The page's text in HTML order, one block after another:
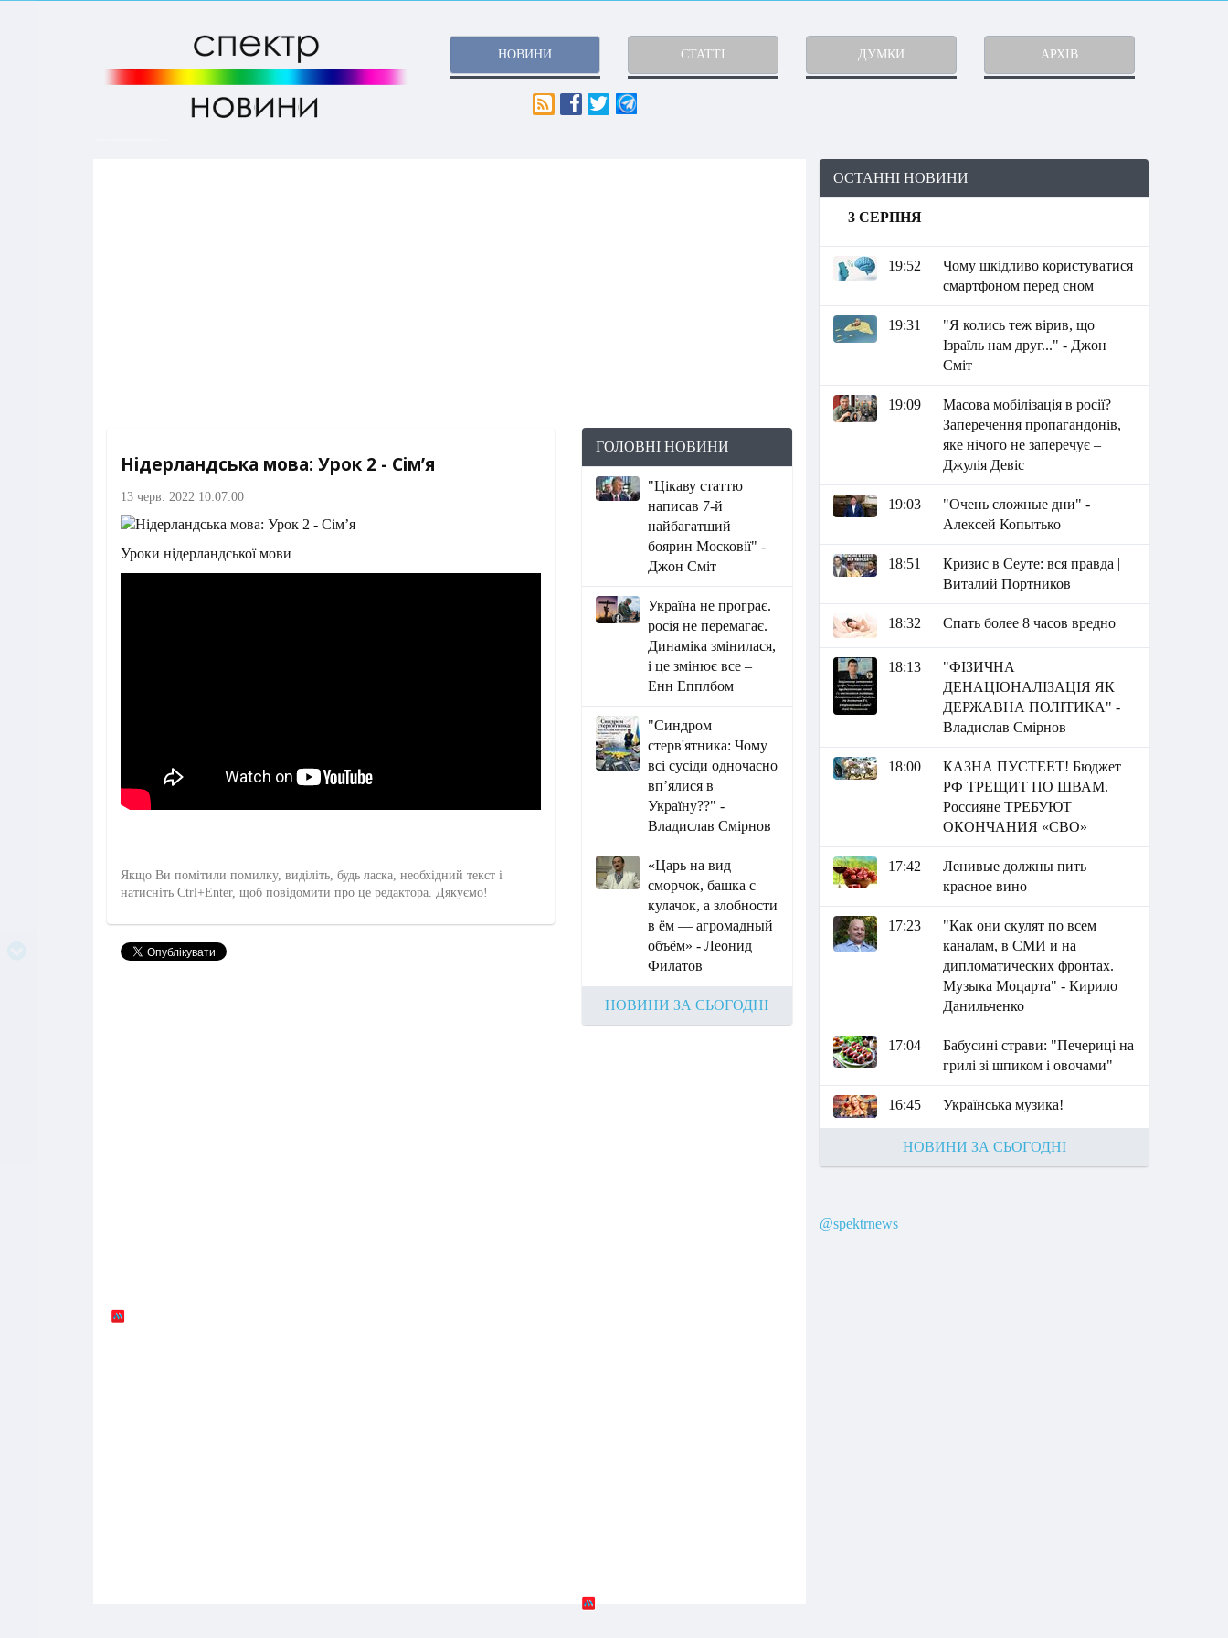
НОВИНИ СТАТТІ ДУМКИ АРХІВ
Нідерландська мова: Урок 2 - Сім’я
13 черв. 2022 10:07:00
Уроки нідерландської мови
Якщо Ви помітили помилку, виділіть, будь ласка, необхідний текст і
натисніть Ctrl+Enter, щоб повідомити про це редактора. Дякуємо!
ГОЛОВНІ НОВИНИ
"Цікаву статтю
написав 7-й
найбагатший
боярин Московії" -
Джон Сміт
Україна не програє.
росія не перемагає.
Динаміка змінилася,
і це змінює все –
Енн Епплбом
"Синдром
стерв'ятника: Чому
всі сусіди одночасно
вп’ялися в
Україну??" -
Владислав Смірнов
«Царь на вид
сморчок, башка с
кулачок, а злобности
в ём — агромадный
объём» - Леонид
Филатов
НОВИНИ ЗА СЬОГОДНІ
ОСТАННІ НОВИНИ
3 СЕРПНЯ
19:52
Чому шкідливо користуватися
смартфоном перед сном
19:31
"Я колись теж вірив, що
Ізраїль нам друг..." - Джон
Сміт
19:09
Масова мобілізація в росії?
Заперечення пропагандонів,
яке нічого не заперечує –
Джулія Девіс
19:03
"Очень сложные дни" -
Алексей Копытько
18:51
Кризис в Сеуте: вся правда |
Виталий Портников
18:32 Спать более 8 часов вредно
18:13
"ФІЗИЧНА
ДЕНАЦІОНАЛІЗАЦІЯ ЯК
ДЕРЖАВНА ПОЛІТИКА" -
Владислав Смірнов
18:00
КАЗНА ПУСТЕЕТ! Бюджет
РФ ТРЕЩИТ ПО ШВАМ.
Россияне ТРЕБУЮТ
ОКОНЧАНИЯ «СВО»
17:42
Ленивые должны пить
красное вино
17:23
"Как они скулят по всем
каналам, в СМИ и на
дипломатических фронтах.
Музыка Моцарта" - Кирило
Данильченко
17:04
Бабусині страви: "Печериці на
грилі зі шпиком і овочами"
16:45 Українська музика!
НОВИНИ ЗА СЬОГОДНІ
@spektrnews